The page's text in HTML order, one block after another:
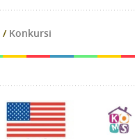
/ Konkursi